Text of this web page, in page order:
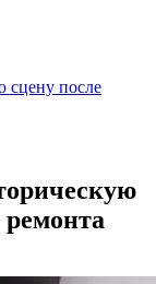
сцену после
ремонта